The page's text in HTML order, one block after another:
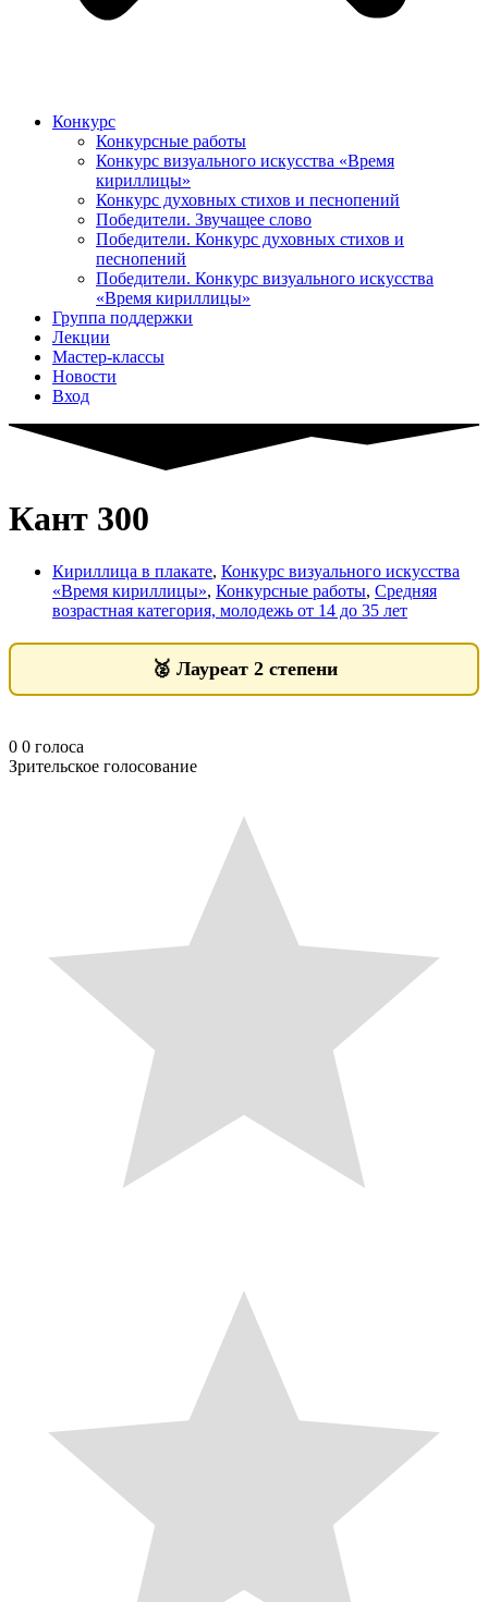
Конкурс
Конкурсные работы
Конкурс визуального искусства «Время
кириллицы»
Конкурс духовных стихов и песнопений
Победители. Звучащее слово
Победители. Конкурс духовных стихов и
песнопений
Победители. Конкурс визуального искусства
«Время кириллицы»
Группа поддержки
Лекции
Мастер-классы
Новости
Вход
Кант 300
Кириллица в плакате, Конкурс визуального искусства
«Время кириллицы», Конкурсные работы, Средняя
возрастная категория, молодежь от 14 до 35 лет
🥈 Лауреат 2 степени
0 0 голоса
Зрительское голосование